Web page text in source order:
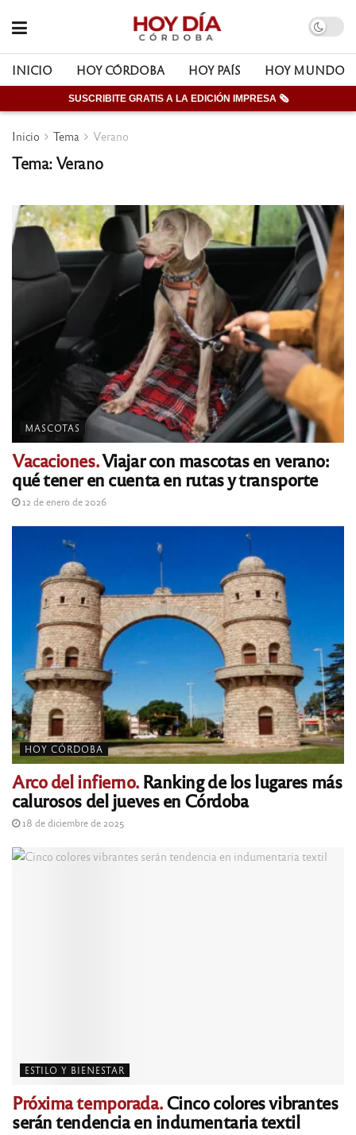
INICIO HOY CÓRDOBA HOY PAÍS HOY MUNDO
SUSCRIBITE GRATIS A LA EDICIÓN IMPRESA 🗞
Inicio Tema Verano
Tema: Verano
MASCOTAS
Vacaciones.Viajar con mascotas en verano:
qué tener en cuenta en rutas y transporte
12 de enero de 2026
HOY CÓRDOBA
Arco del infierno.Ranking de los lugares más
calurosos del jueves en Córdoba
18 de diciembre de 2025
ESTILO Y BIENESTAR
Próxima temporada.Cinco colores vibrantes
serán tendencia en indumentaria textil